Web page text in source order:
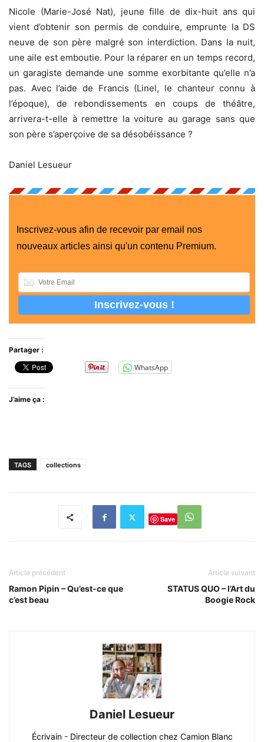
Nicole (Marie-José Nat), jeune fille de dix-huit ans qui
vient d’obtenir son permis de conduire, emprunte la DS
neuve de son père malgré son interdiction. Dans la nuit,
une aile est emboutie. Pour la réparer en un temps record,
un garagiste demande une somme exorbitante qu’elle n’a
pas. Avec l’aide de Francis (Linel, le chanteur connu à
l’époque), de rebondissements en coups de théâtre,
arrivera-t-elle à remettre la voiture au garage sans que
son père s’aperçoive de sa désobéissance ?
Daniel Lesueur
Inscrivez-vous afin de recevoir par email nos
nouveaux articles ainsi qu'un contenu Premium.
Partager :
WhatsApp
J’aime ça :
TAGS collections
Save
Article précédent
Ramon Pipin – Qu’est-ce que
c’est beau
Article suivant
STATUS QUO – l’Art du
Boogie Rock
Daniel Lesueur
Écrivain - Directeur de collection chez Camion Blanc